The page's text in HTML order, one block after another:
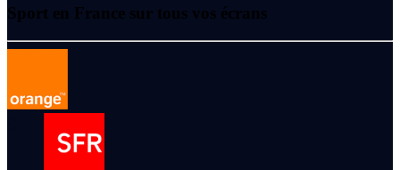
Sport en France sur tous vos écrans